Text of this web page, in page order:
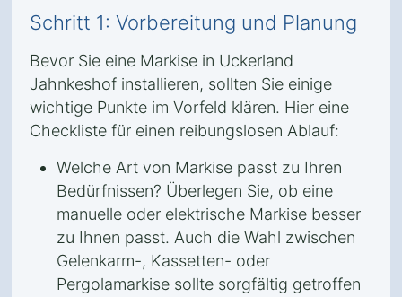
Schritt 1: Vorbereitung und Planung
Bevor Sie eine Markise in Uckerland
Jahnkeshof installieren, sollten Sie einige
wichtige Punkte im Vorfeld klären. Hier eine
Checkliste für einen reibungslosen Ablauf:
Welche Art von Markise passt zu Ihren
Bedürfnissen? Überlegen Sie, ob eine
manuelle oder elektrische Markise besser
zu Ihnen passt. Auch die Wahl zwischen
Gelenkarm-, Kassetten- oder
Pergolamarkise sollte sorgfältig getroffen